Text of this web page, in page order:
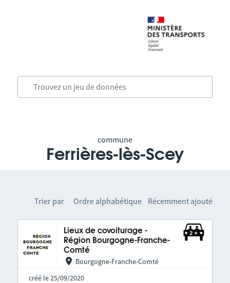
commune
Ferrières-lès-Scey
Trier par Ordre alphabétique Récemment ajouté
Lieux de covoiturage -
Région Bourgogne-Franche-
Comté
Bourgogne-Franche-Comté
créé le 25/09/2020